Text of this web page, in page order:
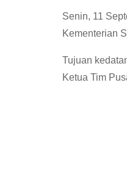
Senin, 11
Kementerian
Tujuan
Ketua Tim